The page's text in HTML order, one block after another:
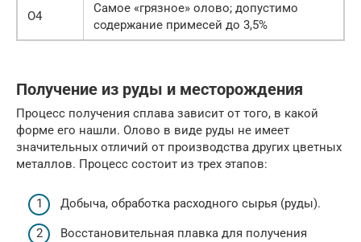
О4
Самое «грязное» олово; допустимо
содержание примесей до 3,5%
Получение из руды и месторождения
Процесс получения сплава зависит от того, в какой
форме его нашли. Олово в виде руды не имеет
значительных отличий от производства других цветных
металлов. Процесс состоит из трех этапов:
Добыча, обработка расходного сырья (руды).
Восстановительная плавка для получения